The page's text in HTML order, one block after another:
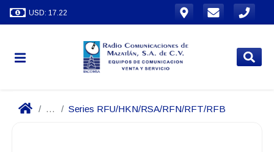
USD: 17.22
... Series RFU/HKN/RSA/RFN/RFT/RFB